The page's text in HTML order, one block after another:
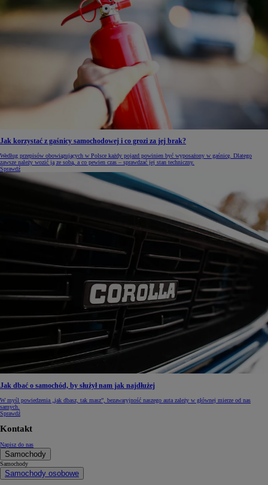
Jak korzystać z gaśnicy samochodowej i co grozi za jej brak?
Według przepisów obowiązujących w Polsce każdy pojazd powinien być wyposażony w gaśnicę. Dlatego
zawsze należy wozić ją ze sobą, a co pewien czas – sprawdzać jej stan techniczny.
Sprawdź
Jak dbać o samochód, by służył nam jak najdłużej
W myśl powiedzenia „jak dbasz, tak masz”, bezawaryjność naszego auta zależy w głównej mierze od nas
samych.
Sprawdź
Kontakt
Napisz do nas
Samochody
Samochody
Samochody osobowe